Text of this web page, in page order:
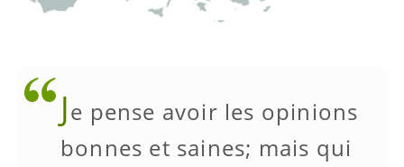
Je pense avoir les opinions
bonnes et saines; mais qui